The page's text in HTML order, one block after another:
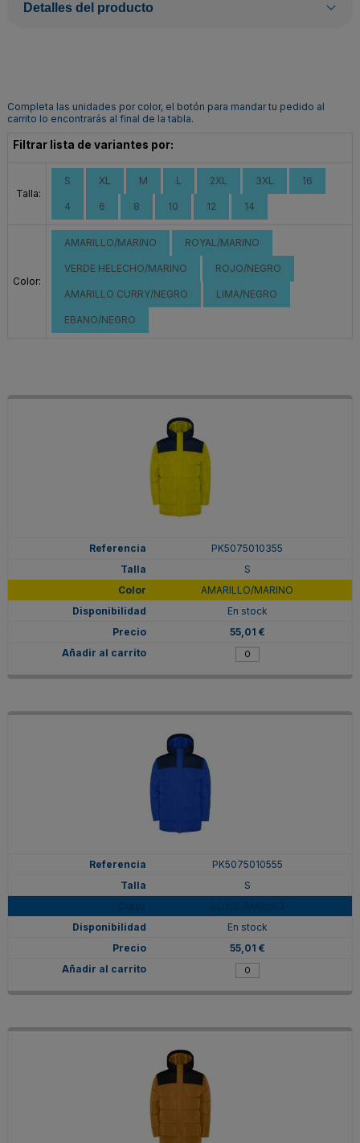
Detalles del producto
Completa las unidades por color, el botón para mandar tu pedido al
carrito lo encontrarás al final de la tabla.
Filtrar lista de variantes por:
Talla:
S XL M L 2XL 3XL 16
4 6 8 10 12 14
Color:
AMARILLO/MARINO ROYAL/MARINO
VERDE HELECHO/MARINO ROJO/NEGRO
AMARILLO CURRY/NEGRO LIMA/NEGRO
EBANO/NEGRO
PK5075010355
S
AMARILLO/MARINO
En stock
55,01 €
PK5075010555
S
En stock
55,01 €